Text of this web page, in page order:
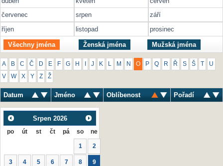
červenec
srpen
září
říjen
listopad prosinec
Všechny jména Ženská jména Mužská jména
A B C Č D E F G H J K M N O P Q R Ř S Š U
V W X Y Z Ž
Datum Jméno Oblíbenost Pořadí
Srpen 2026
po út st čt pá so ne
1 2
3 4 5 6 7 8 9